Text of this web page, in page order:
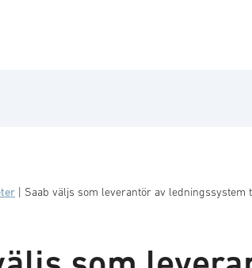
Saab väljs som leverantör av